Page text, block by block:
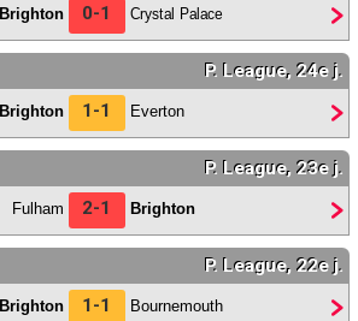
Brighton 0-1 Crystal Palace
P. League, 24e j.
Brighton 1-1 Everton
P. League, 23e j.
Fulham 2-1 Brighton
P. League, 22e j.
Brighton 1-1 Bournemouth